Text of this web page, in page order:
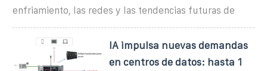
enfriamiento, las redes y las tendencias futuras de
IA impulsa nuevas demandas
en centros de datos: hasta 1